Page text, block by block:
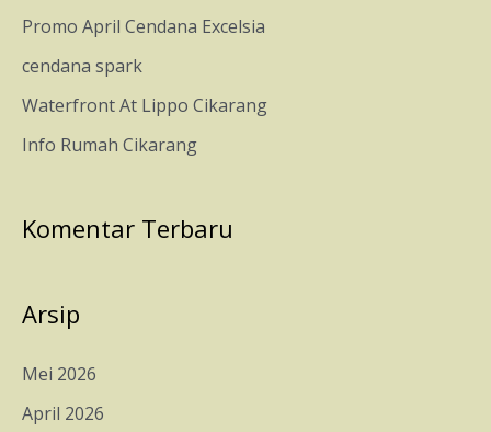
k
:
Promo April Cendana Excelsia
cendana spark
Waterfront At Lippo Cikarang
Info Rumah Cikarang
Komentar Terbaru
Arsip
Mei 2026
April 2026